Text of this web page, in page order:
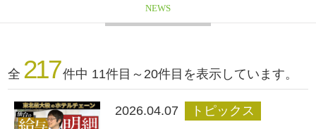
NEWS
全 217 件中 11件目～20件目を表示しています。
2026.04.07
トピックス